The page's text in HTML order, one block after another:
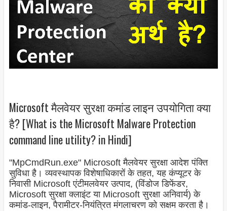
Microsoft मैलवेयर सुरक्षा कमांड लाइन उपयोगिता क्या
है? [What is the Microsoft Malware Protection
command line utility? in Hindi]
"MpCmdRun.exe" Microsoft मैलवेयर सुरक्षा आदेश पंक्ति
सुविधा है। व्यवस्थापक विशेषाधिकारों के तहत, यह कंप्यूटर के
निवासी Microsoft एंटीमलवेयर उत्पाद, (विंडोज डिफेंडर,
Microsoft सुरक्षा क्लाइंट या Microsoft सुरक्षा अनिवार्य) के
कमांड-लाइन, पैरामीटर-नियंत्रित मंगलाचरण को सक्षम करता है।